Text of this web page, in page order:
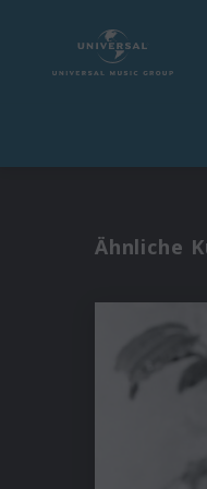
Ähnliche